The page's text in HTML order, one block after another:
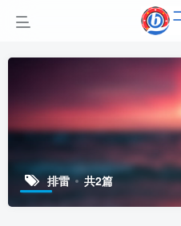
排雷 共2篇